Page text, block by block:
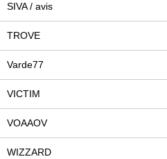
SIVA / avis
TROVE
Varde77
VICTIM
VOAAOV
WIZZARD